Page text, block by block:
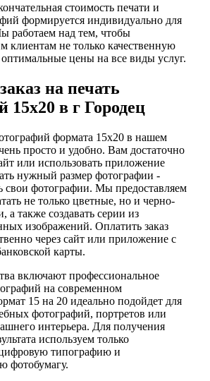
стоимость печати и
формируется индивидуально для
работаем над тем, чтобы
клиентам не только качественную
цены на все виды услуг.
на печать
15х20 в г Городец
формата 15х20 в нашем
просто и удобно. Вам достаточно
или использовать приложение
нужный размер фотографии -
свои фотографии. Мы предоставляем
не только цветные, но и черно-
а также создавать серии из
изображений. Оплатить заказ
через сайт или приложение с
карты.
включают профессиональное
на современном
15 на 20 идеально подойдет для
фотографий, портретов или
интерьера. Для получения
используем только
типографию и
фотобумагу.